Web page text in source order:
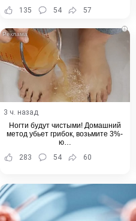
135
54 57
i
3 ч. назад
Ногти будут чистыми! Домашний
метод убьет грибок, возьмите 3%-
ю…
283
54 60